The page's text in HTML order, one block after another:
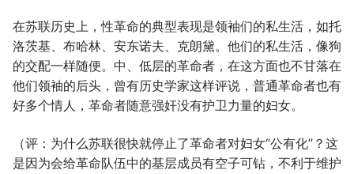
在苏联历史上，性革命的典型表现是领袖们的私生活，如托
洛茨基、布哈林、安东诺夫、克朗黛。他们的私生活，像狗
的交配一样随便。中、低层的革命者，在这方面也不甘落在
他们领袖的后头，曾有历史学家这样评说，普通革命者也有
好多个情人，革命者随意强奸没有护卫力量的妇女。
（评：为什么苏联很快就停止了革命者对妇女“公有化”？这
是因为会给革命队伍中的基层成员有空子可钻，不利于维护